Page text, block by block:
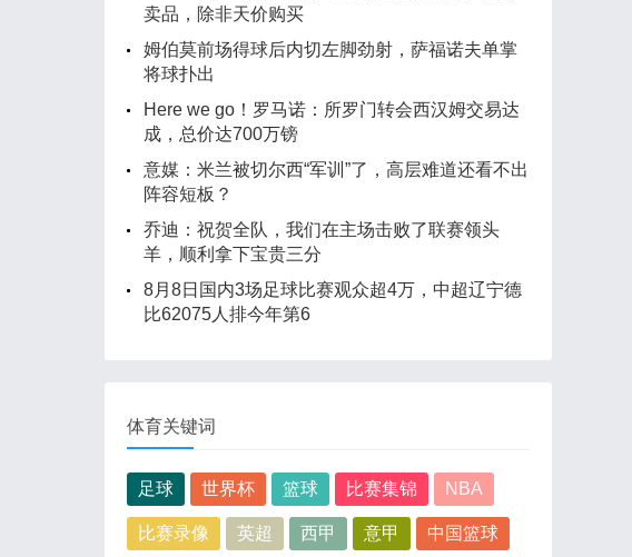
卖品，除非天价购买
姆伯莫前场得球后内切左脚劲射，萨福诺夫单掌
将球扑出
Here we go！罗马诺：所罗门转会西汉姆交易达
成，总价达700万镑
意媒：米兰被切尔西“军训”了，高层难道还看不出
阵容短板？
乔迪：祝贺全队，我们在主场击败了联赛领头
羊，顺利拿下宝贵三分
8月8日国内3场足球比赛观众超4万，中超辽宁德
比62075人排今年第6
体育关键词
足球 世界杯 篮球 比赛集锦 NBA
比赛录像 英超 西甲 意甲 中国篮球